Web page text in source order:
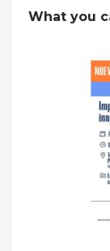
What you